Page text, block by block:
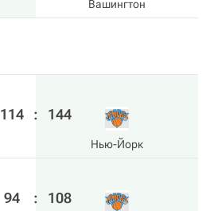
Вашингтон
114 : 144
Нью-Йорк
94 : 108